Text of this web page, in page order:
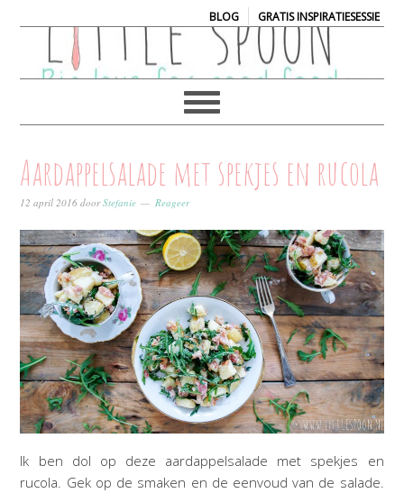
BLOG| GRATIS INSPIRATIESESSIE
Aardappelsalade met spekjes en rucola
12 april 2016 doorStefanie Reageer
Ik ben dol op deze aardappelsalade met spekjes en
rucola. Gek op de smaken en de eenvoud van de salade.